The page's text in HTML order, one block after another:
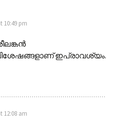
10:49 pm
ഇപ്രാവശ്യം.
12:08 am